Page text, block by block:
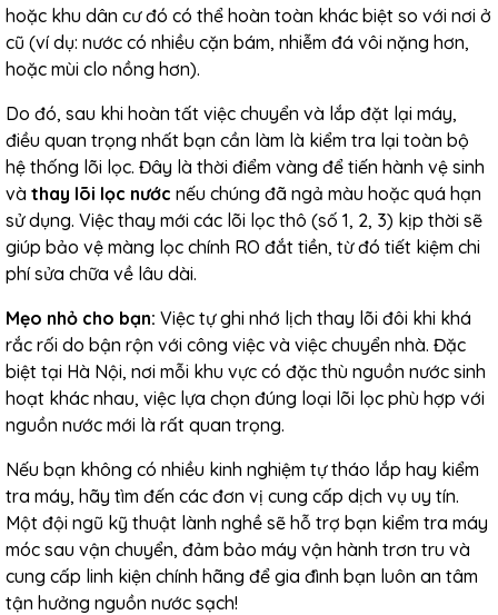
hoặc khu dân cư đó có thể hoàn toàn khác biệt so với nơi ở
cũ (ví dụ: nước có nhiều cặn bám, nhiễm đá vôi nặng hơn,
hoặc mùi clo nồng hơn).
Do đó, sau khi hoàn tất việc chuyển và lắp đặt lại máy,
điều quan trọng nhất bạn cần làm là kiểm tra lại toàn bộ
hệ thống lõi lọc. Đây là thời điểm vàng để tiến hành vệ sinh
và thay lõi lọc nước nếu chúng đã ngả màu hoặc quá hạn
sử dụng. Việc thay mới các lõi lọc thô (số 1, 2, 3) kịp thời sẽ
giúp bảo vệ màng lọc chính RO đắt tiền, từ đó tiết kiệm chi
phí sửa chữa về lâu dài.
Mẹo nhỏ cho bạn: Việc tự ghi nhớ lịch thay lõi đôi khi khá
rắc rối do bận rộn với công việc và việc chuyển nhà. Đặc
biệt tại Hà Nội, nơi mỗi khu vực có đặc thù nguồn nước sinh
hoạt khác nhau, việc lựa chọn đúng loại lõi lọc phù hợp với
nguồn nước mới là rất quan trọng.
Nếu bạn không có nhiều kinh nghiệm tự tháo lắp hay kiểm
tra máy, hãy tìm đến các đơn vị cung cấp dịch vụ uy tín.
Một đội ngũ kỹ thuật lành nghề sẽ hỗ trợ bạn kiểm tra máy
móc sau vận chuyển, đảm bảo máy vận hành trơn tru và
cung cấp linh kiện chính hãng để gia đình bạn luôn an tâm
tận hưởng nguồn nước sạch!